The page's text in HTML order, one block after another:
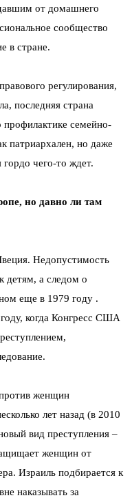
от домашнего
сообщество
в стране.
регулирования,
последняя страна
профилактике семейно-
патриархален, но даже
чего-то ждет.
но давно ли там
Недопустимость
детям, а следом о
еще в 1979 году .
когда Конгресс США
женщин
лет назад (в 2010
вид преступления –
женщин от
Израиль подбирается к
наказывать за